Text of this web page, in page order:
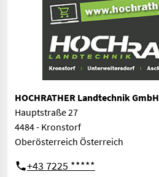
HOCHRATHER Landtechnik GmbH
Hauptstraße 27
4484 - Kronstorf
Oberösterreich Österreich
+43 7225 *****